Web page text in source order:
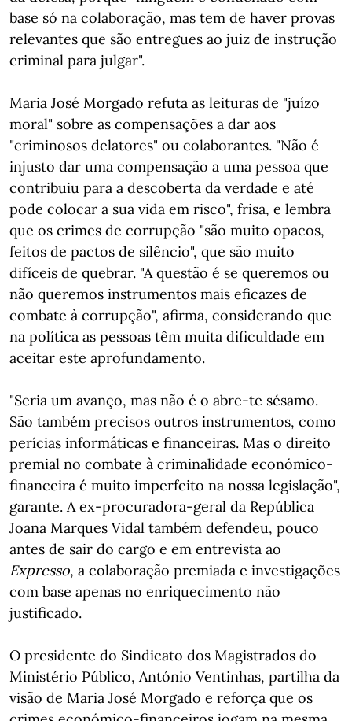
base só na colaboração, mas tem de haver provas
relevantes que são entregues ao juiz de instrução
criminal para julgar".
Maria José Morgado refuta as leituras de "juízo
moral" sobre as compensações a dar aos
"criminosos delatores" ou colaborantes. "Não é
injusto dar uma compensação a uma pessoa que
contribuiu para a descoberta da verdade e até
pode colocar a sua vida em risco", frisa, e lembra
que os crimes de corrupção "são muito opacos,
feitos de pactos de silêncio", que são muito
difíceis de quebrar. "A questão é se queremos ou
não queremos instrumentos mais eficazes de
combate à corrupção", afirma, considerando que
na política as pessoas têm muita dificuldade em
aceitar este aprofundamento.
"Seria um avanço, mas não é o abre-te sésamo.
São também precisos outros instrumentos, como
perícias informáticas e financeiras. Mas o direito
premial no combate à criminalidade económico-
financeira é muito imperfeito na nossa legislação",
garante. A ex-procuradora-geral da República
Joana Marques Vidal também defendeu, pouco
antes de sair do cargo e em entrevista ao
Expresso, a colaboração premiada e investigações
com base apenas no enriquecimento não
justificado.
O presidente do Sindicato dos Magistrados do
Ministério Público, António Ventinhas, partilha da
visão de Maria José Morgado e reforça que os